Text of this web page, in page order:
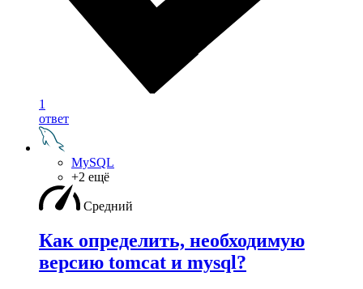
1
ответ
MySQL
+2 ещё
Средний
Как определить, необходимую
версию tomcat и mysql?